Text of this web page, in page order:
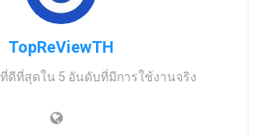
TopReViewTH
ดีที่สุดใน 5 อันดับที่มีการใช้งานจริง